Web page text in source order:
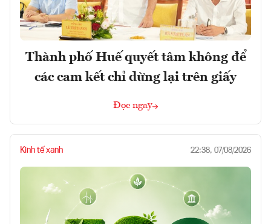
Thành phố Huế quyết tâm không để
các cam kết chỉ dừng lại trên giấy
Đọc ngay
Kinh tế xanh 22:38, 07/08/2026